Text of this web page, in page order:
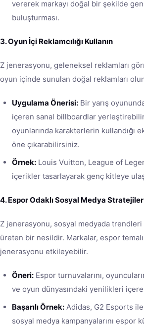
vererek markayı doğal bir şekilde
buluşturması.
3. Oyun İçi Reklamcılığı Kullanın
Z jenerasyonu, geleneksel reklamları
oyun içinde sunulan doğal reklamları
Uygulama Önerisi: Bir yarış
içeren sanal billboardlar
oyunlarında karakterlerin kullandığı
öne çıkarabilirsiniz.
Örnek: Louis Vuitton, League of
içerikler tasarlayarak genç kitleye
4. Espor Odaklı Sosyal Medya
Z jenerasyonu, sosyal medyada
üreten bir nesildir. Markalar, espor
jenerasyonu etkileyebilir.
Öneri: Espor turnuvalarını,
ve oyun dünyasındaki yenilikleri
Başarılı Örnek: Adidas, G2 Esports
sosyal medya kampanyalarını espor